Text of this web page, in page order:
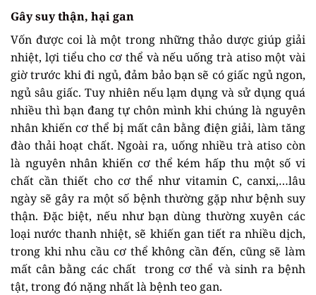
Gây suy thận, hại gan
Vốn được coi là một trong những thảo dược giúp giải
nhiệt, lợi tiểu cho cơ thể và nếu uống trà atiso một vài
giờ trước khi đi ngủ, đảm bảo bạn sẽ có giấc ngủ ngon,
ngủ sâu giấc. Tuy nhiên nếu lạm dụng và sử dụng quá
nhiều thì bạn đang tự chôn mình khi chúng là nguyên
nhân khiến cơ thể bị mất cân bằng điện giải, làm tăng
đào thải hoạt chất. Ngoài ra, uống nhiều trà atiso còn
là nguyên nhân khiến cơ thể kém hấp thu một số vi
chất cần thiết cho cơ thể như vitamin C, canxi,…lâu
ngày sẽ gây ra một số bệnh thường gặp như bệnh suy
thận. Đặc biệt, nếu như bạn dùng thường xuyên các
loại nước thanh nhiệt, sẽ khiến gan tiết ra nhiều dịch,
trong khi nhu cầu cơ thể không cần đến, cũng sẽ làm
mất cân bằng các chất trong cơ thể và sinh ra bệnh
tật, trong đó nặng nhất là bệnh teo gan.